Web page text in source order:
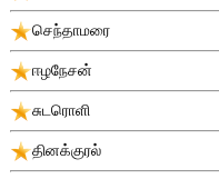
செந்தாமரை
ஈழநேசன்
சுடரொளி
தினக்குரல்